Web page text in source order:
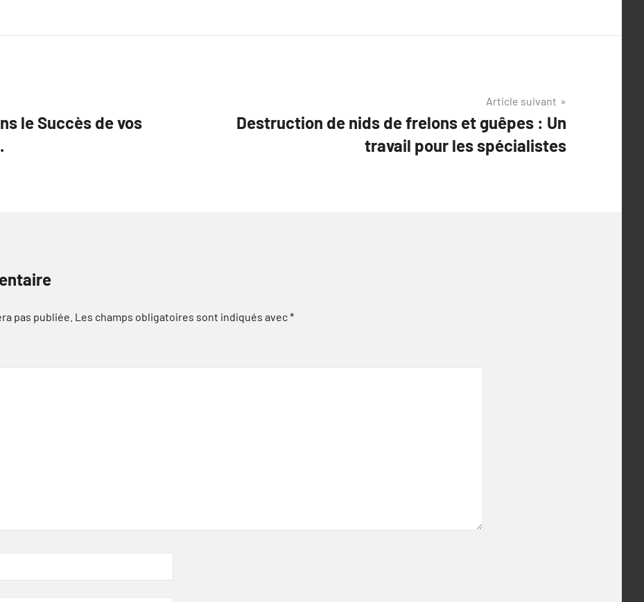
le Succès de vos
Article suivant
Destruction de nids de frelons et guêpes : Un
travail pour les spécialistes
pas publiée. Les champs obligatoires sont indiqués avec*